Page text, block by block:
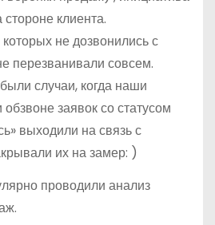
клиента.
не дозвонились с
перезванивали совсем.
случаи, когда наши
обзвоне заявок со статусом
выходили на связь с
их на замер: )
проводили анализ